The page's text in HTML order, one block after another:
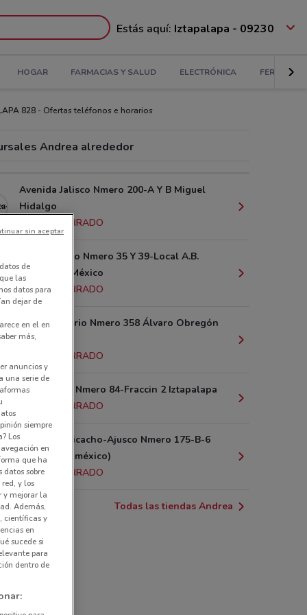
Estás aquí: Iztapalapa - 09230
HOGAR FARMACIAS Y SALUD ELECTRÓNICA
828 - Ofertas teléfonos e horarios
Andrea alrededor
Avenida Jalisco Nmero 200-A Y B Miguel
Hidalgo
CERRADO
5 De Febrero Nmero 35 Y 39-Local A.B.
Ciudad De México
4.9 km
CERRADO
Av. Centenario Nmero 358 Álvaro Obregón
(cdmx)
CERRADO
Av. Tlahuac Nmero 84-Fraccin 2 Iztapalapa
CERRADO
Carretera Picacho-Ajusco Nmero 175-B-6
Naucalpan (méxico)
9.8 km
CERRADO
Todas las tiendas Andrea
de
las
datos para
dejar de
en el en
más,
anuncios y
una serie de
siempre
Los
en
que ha
datos sobre
y los
y mejorar la
Además,
científicas y
en
sucede si
para
dentro de
sin aceptar